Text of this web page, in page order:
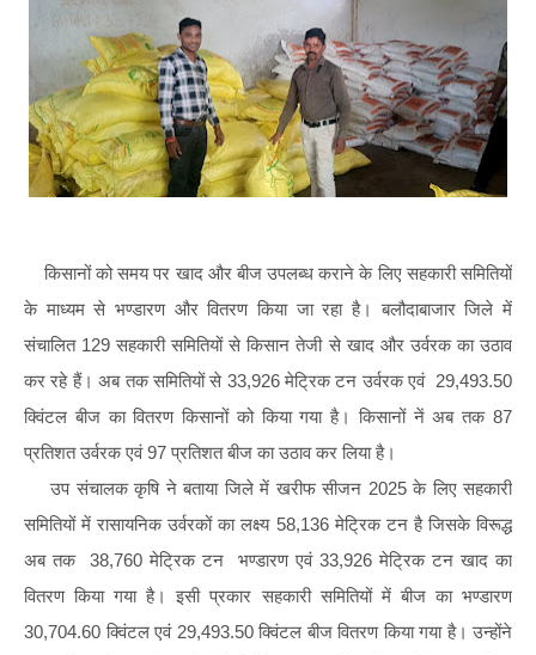
किसानों को समय पर खाद और बीज उपलब्ध कराने के लिए सहकारी समितियों
के माध्यम से भण्डारण और वितरण किया जा रहा है। बलौदाबाजार जिले में
संचालित 129 सहकारी समितियों से किसान तेजी से खाद और उर्वरक का उठाव
कर रहे हैं। अब तक समितियों से 33,926 मेट्रिक टन उर्वरक एवं 29,493.50
क्विंटल बीज का वितरण किसानों को किया गया है। किसानों नें अब तक 87
प्रतिशत उर्वरक एवं 97 प्रतिशत बीज का उठाव कर लिया है।
उप संचालक कृषि ने बताया जिले में खरीफ सीजन 2025 के लिए सहकारी
समितियों में रासायनिक उर्वरकों का लक्ष्य 58,136 मेट्रिक टन है जिसके विरूद्ध
अब तक 38,760 मेट्रिक टन भण्डारण एवं 33,926 मेट्रिक टन खाद का
वितरण किया गया है। इसी प्रकार सहकारी समितियों में बीज का भण्डारण
30,704.60 क्विंटल एवं 29,493.50 क्विंटल बीज वितरण किया गया है। उन्होंने